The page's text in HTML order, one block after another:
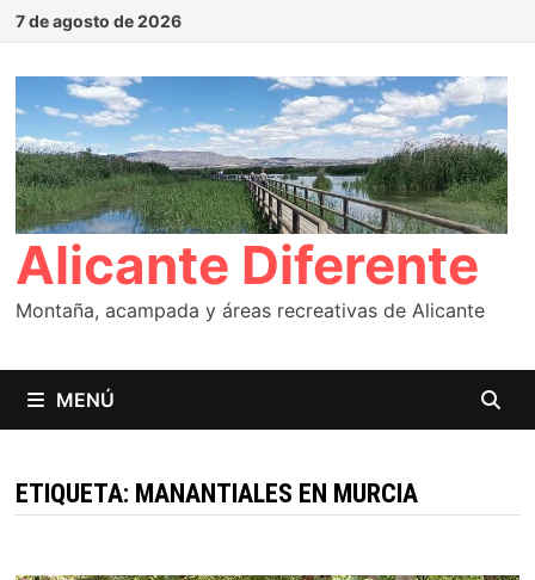
Saltar
contenido
7 de agosto de 2026
Alicante Diferente
Montaña, acampada y áreas recreativas de Alicante
MENÚ
ETIQUETA: MANANTIALES EN MURCIA